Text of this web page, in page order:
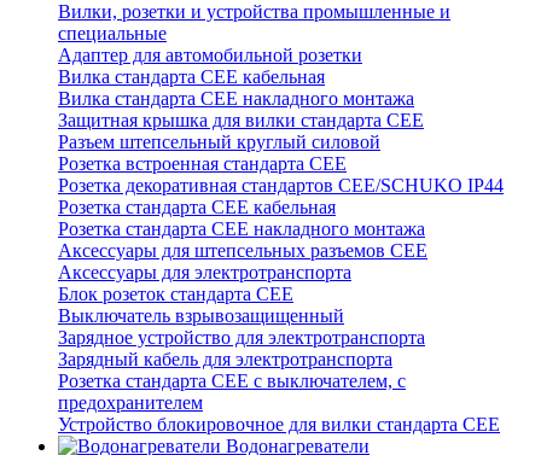
Вилки, розетки и устройства промышленные и
специальные
Адаптер для автомобильной розетки
Вилка стандарта CEE кабельная
Вилка стандарта CEE накладного монтажа
Защитная крышка для вилки стандарта CEE
Разъем штепсельный круглый силовой
Розетка встроенная стандарта CEE
Розетка декоративная стандартов CEE/SCHUKO IP44
Розетка стандарта СЕЕ кабельная
Розетка стандарта СЕЕ накладного монтажа
Аксессуары для штепсельных разъемов CEE
Аксессуары для электротранспорта
Блок розеток стандарта CEE
Выключатель взрывозащищенный
Зарядное устройство для электротранспорта
Зарядный кабель для электротранспорта
Розетка стандарта СЕЕ с выключателем, с
предохранителем
Устройство блокировочное для вилки стандарта CEE
Водонагреватели